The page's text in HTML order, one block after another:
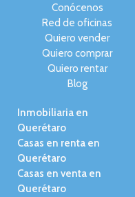
Conócenos
Red de oficinas
Quiero vender
Quiero comprar
Quiero rentar
Blog
Inmobiliaria en
Querétaro
Casas en renta en
Querétaro
Casas en venta en
Querétaro